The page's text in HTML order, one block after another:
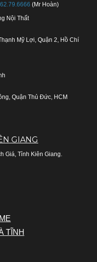
(Mr Hoàn)
Nội Thất
Mỹ Lợi, Quận 2, Hồ Chí
Quận Thủ Đức, HCM
GIANG
Giá, Tỉnh Kiên Giang.
TĨNH